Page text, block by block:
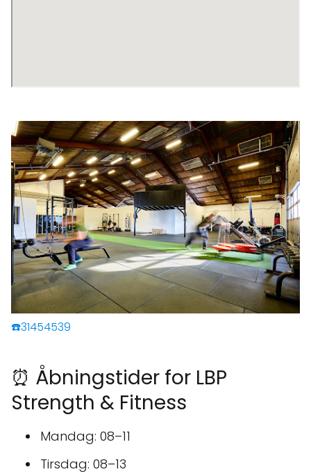
☎️31454539
⏰ Åbningstider for LBP
Strength & Fitness
Mandag: 08–11
Tirsdag: 08–13